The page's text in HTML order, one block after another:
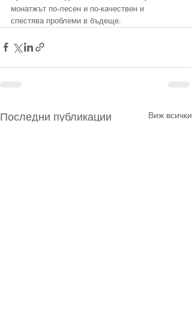
монатжът по-лесен и по-качествен и
спестява проблеми в бъдеще.
Последни публикации Виж всички